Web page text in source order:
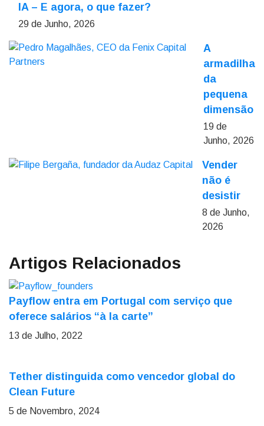
IA – E agora, o que fazer?
29 de Junho, 2026
A
armadilha
da
pequena
dimensão
19 de
Junho, 2026
Vender
não é
desistir
8 de Junho,
2026
Artigos Relacionados
Payflow entra em Portugal com serviço que
oferece salários “à la carte”
13 de Julho, 2022
Tether distinguida como vencedor global do
Clean Future
5 de Novembro, 2024